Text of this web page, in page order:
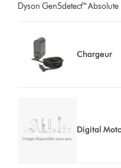
Dyson Gen5detect™ Absolute
Chargeur
Digital